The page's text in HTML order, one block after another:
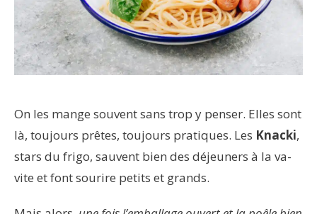
On les mange souvent sans trop y penser. Elles sont
là, toujours prêtes, toujours pratiques. Les Knacki,
stars du frigo, sauvent bien des déjeuners à la va-
vite et font sourire petits et grands.